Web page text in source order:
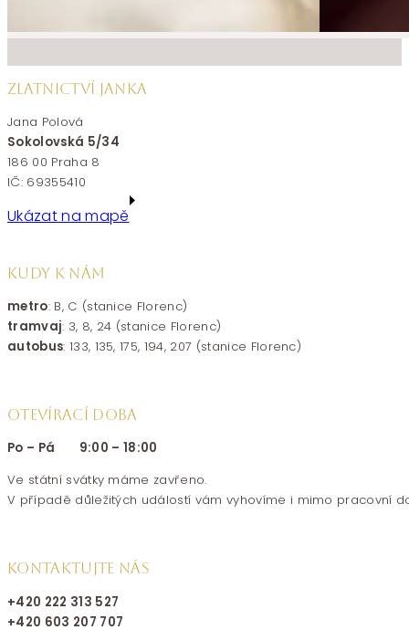
ZLATNICTVÍ JANKA
Jana Polová
Sokolovská 5/34
186 00 Praha 8
IČ: 69355410
Ukázat na mapě
KUDY K NÁM
metro: B, C (stanice Florenc)
tramvaj: 3, 8, 24 (stanice Florenc)
autobus: 133, 135, 175, 194, 207 (stanice Florenc)
OTEVÍRACÍ DOBA
Po – Pá 9:00 – 18:00
Ve státní svátky máme zavřeno.
V případě důležitých událostí vám vyhovíme i mimo pracovní
KONTAKTUJTE NÁS
+420 222 313 527
+420 603 207 707